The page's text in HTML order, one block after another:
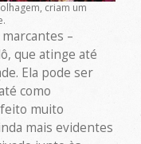
criam um
–
que atinge até
Ela pode ser
como
muito
mais evidentes